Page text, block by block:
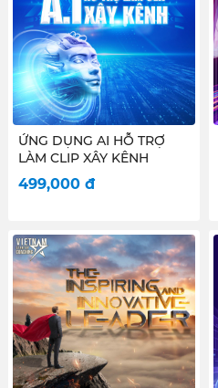
ỨNG DỤNG AI HỖ TRỢ
LÀM CLIP XÂY KÊNH
499,000 đ